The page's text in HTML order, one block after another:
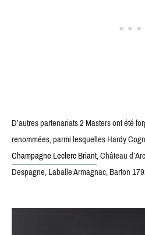
D’autres partenariats 2 Masters ont été
renommées, parmi lesquelles Hardy
Champagne Leclerc Briant, Château
Despagne, Laballe Armagnac, Barton